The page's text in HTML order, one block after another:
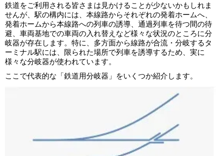
鉄道をご利用される皆さまは見かけることが少ないかもしれま
せんが、駅の構内には、本線路からそれぞれの発着ホームへ、
発着ホームから本線路への列車の誘導、通過列車を待つ間の待
避、車両基地での車両の入れ替えなど様々な状況のところに分
岐器が存在します。特に、多方面から線路が合流・分岐するタ
ーミナル駅には、限られた場所で列車を誘導するため、実に
様々な分岐器が使われています。
ここで代表的な「鉄道用分岐器」をいくつか紹介します。